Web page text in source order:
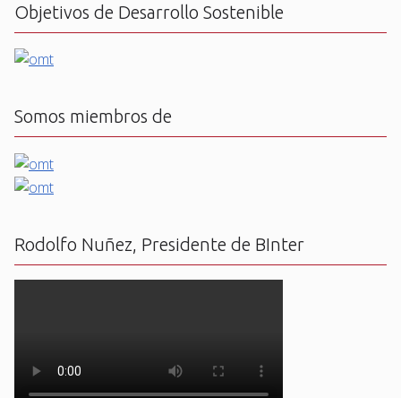
Objetivos de Desarrollo Sostenible
Somos miembros de
Rodolfo Nuñez, Presidente de BInter